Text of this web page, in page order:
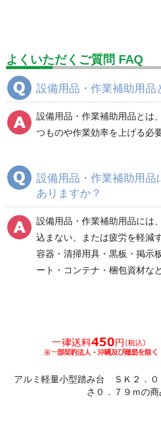
設備用品・作業補助用品 工事作
分煙対策機器
電気保守用品 ワイパー
防災グッズ（防災セット） 救
商品カテゴリ一覧
マット（床材）
吸殻入れ
ガイドスタンド
荷役運搬（スリング）
よくいただくご質問 FAQ
設備用品・作業補助用品
設備用品・作業補助用品とは
つものや作業効率を上げる必
設備用品・作業補助用品
ありますか？
設備用品・作業補助用品には
込まない、または疲労を軽減
容器・清掃用具・黒板・掲示
ート・コンテナ・梱包資材な
アルミ軽量小型踏み台 ＳＫ２．
さ０．７９ｍの